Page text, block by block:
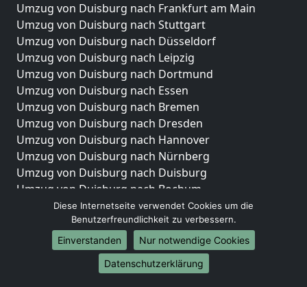
Umzug von Duisburg nach Frankfurt am Main
Umzug von Duisburg nach Stuttgart
Umzug von Duisburg nach Düsseldorf
Umzug von Duisburg nach Leipzig
Umzug von Duisburg nach Dortmund
Umzug von Duisburg nach Essen
Umzug von Duisburg nach Bremen
Umzug von Duisburg nach Dresden
Umzug von Duisburg nach Hannover
Umzug von Duisburg nach Nürnberg
Umzug von Duisburg nach Duisburg
Umzug von Duisburg nach Bochum
Umzug von Duisburg nach Wuppertal
Umzug von Duisburg nach Bielefeld
Umzug von Duisburg nach Bonn
Umzug von Duisburg nach Münster
Diese Internetseite verwendet Cookies um die
Benutzerfreundlichkeit zu verbessern.
Einverstanden
Nur notwendige Cookies
Datenschutzerklärung